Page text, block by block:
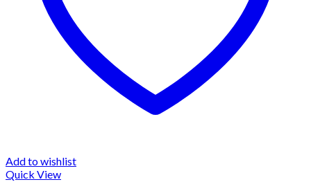
Add to wishlist
Quick View